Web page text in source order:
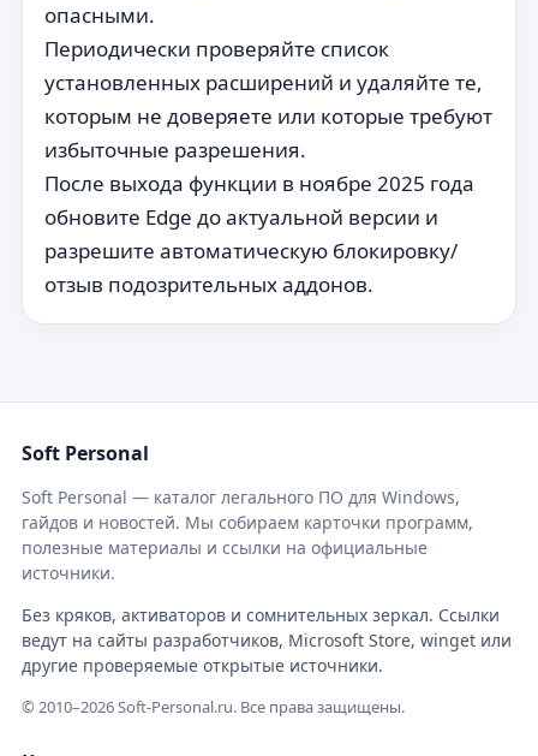
опасными.
Периодически проверяйте список
установленных расширений и удаляйте те,
которым не доверяете или которые требуют
избыточные разрешения.
После выхода функции в ноябре 2025 года
обновите Edge до актуальной версии и
разрешите автоматическую блокировку/
отзыв подозрительных аддонов.
Soft Personal
Soft Personal — каталог легального ПО для Windows,
гайдов и новостей. Мы собираем карточки программ,
полезные материалы и ссылки на официальные
источники.
Без кряков, активаторов и сомнительных зеркал. Ссылки
ведут на сайты разработчиков, Microsoft Store, winget или
другие проверяемые открытые источники.
© 2010–2026 Soft-Personal.ru. Все права защищены.